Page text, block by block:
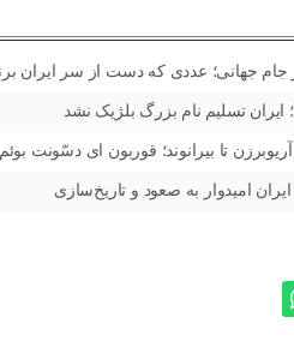
ایران تسلیم نام بزرگ بلژیک نشد
تا بیرانوند؛ قوربون ای دسّونت بوئم
امیدوار به صعود و تاریخ‌سازی